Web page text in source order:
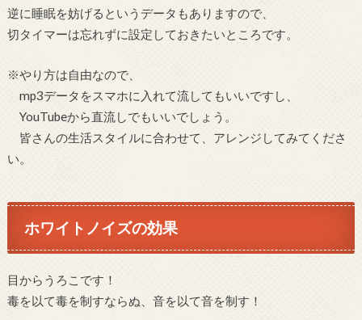
逆に睡眠を妨げるというデータもありますので、
切タイマーは忘れずに設定しておきたいところです。
※やり方は自由なので、
mp3データをスマホに入れて流してもいいですし、
YouTubeから直流しでもいいでしょう。
皆さんの生活スタイルに合わせて、アレンジしてみてくださ
い。
ホワイトノイズの効果
目からうろこです！
毒を以て毒を制すならぬ、音を以て音を制す！